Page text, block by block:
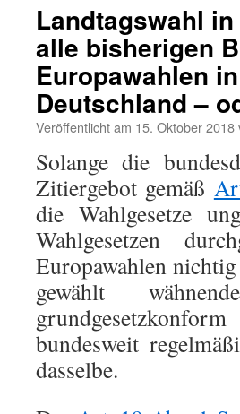
Landtagswahl
alle bisherigen
Europawahlen
Deutschland –
Veröffentlicht am 15. Oktober 2018
Solange die
Zitiergebot gemäß
die Wahlgesetze
Wahlgesetzen
Europawahlen
gewählt
bundesweit
dasselbe.